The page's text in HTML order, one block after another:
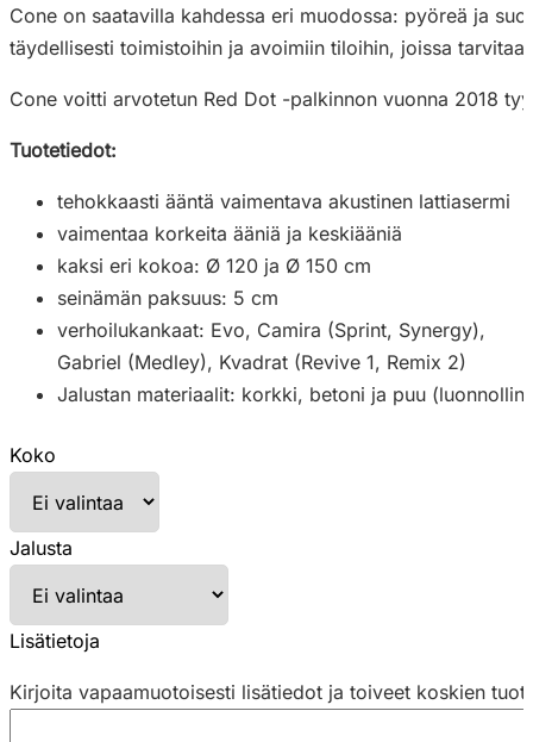
Cone on saatavilla kahdessa eri muodossa: pyöreä ja
täydellisesti toimistoihin ja avoimiin tiloihin, joissa
Cone voitti arvotetun Red Dot -palkinnon vuonna 2018
Tuotetiedot:
tehokkaasti ääntä vaimentava akustinen lattiasermi
vaimentaa korkeita ääniä ja keskiääniä
kaksi eri kokoa: Ø 120 ja Ø 150 cm
seinämän paksuus: 5 cm
verhoilukankaat: Evo, Camira (Sprint, Synergy),
Gabriel (Medley), Kvadrat (Revive 1, Remix 2)
Jalustan materiaalit: korkki, betoni ja puu
Koko
Jalusta
Lisätietoja
Kirjoita vapaamuotoisesti lisätiedot ja toiveet koskien